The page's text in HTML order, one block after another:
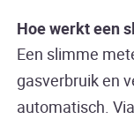
Hoe werkt een
Een slimme
gasverbruik en
automatisch.